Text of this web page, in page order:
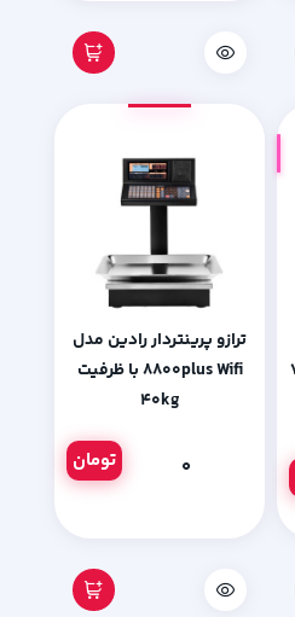
ترازو پرینتردار رادین مدل
۸۸۰۰plus Wifi با ظرفیت
۴۰kg
تومان